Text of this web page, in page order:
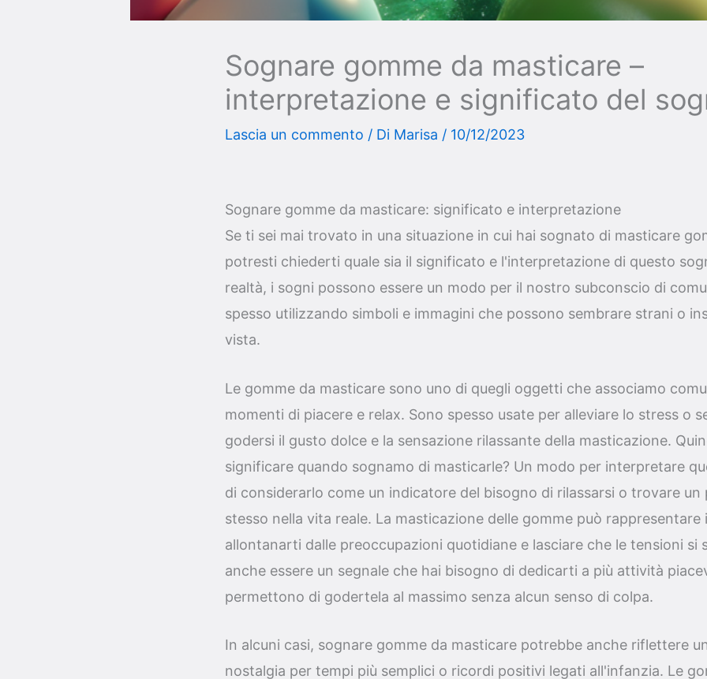
Sognare gomme da masticare –
interpretazione e significato del
Lascia un commento / Di Marisa / 10/12/2023
Sognare gomme da masticare: significato e interpretazione
Se ti sei mai trovato in una situazione in cui hai sognato di masticare
potresti chiederti quale sia il significato e l'interpretazione di questo
realtà, i sogni possono essere un modo per il nostro subconscio di
spesso utilizzando simboli e immagini che possono sembrare strani o
vista.
Le gomme da masticare sono uno di quegli oggetti che associamo
momenti di piacere e relax. Sono spesso usate per alleviare lo stress o
godersi il gusto dolce e la sensazione rilassante della masticazione.
significare quando sognamo di masticarle? Un modo per interpretare
di considerarlo come un indicatore del bisogno di rilassarsi o trovare
stesso nella vita reale. La masticazione delle gomme può rappresentare
allontanarti dalle preoccupazioni quotidiane e lasciare che le tensioni si
anche essere un segnale che hai bisogno di dedicarti a più attività
permettono di godertela al massimo senza alcun senso di colpa.
In alcuni casi, sognare gomme da masticare potrebbe anche riflettere
nostalgia per tempi più semplici o ricordi positivi legati all'infanzia. Le